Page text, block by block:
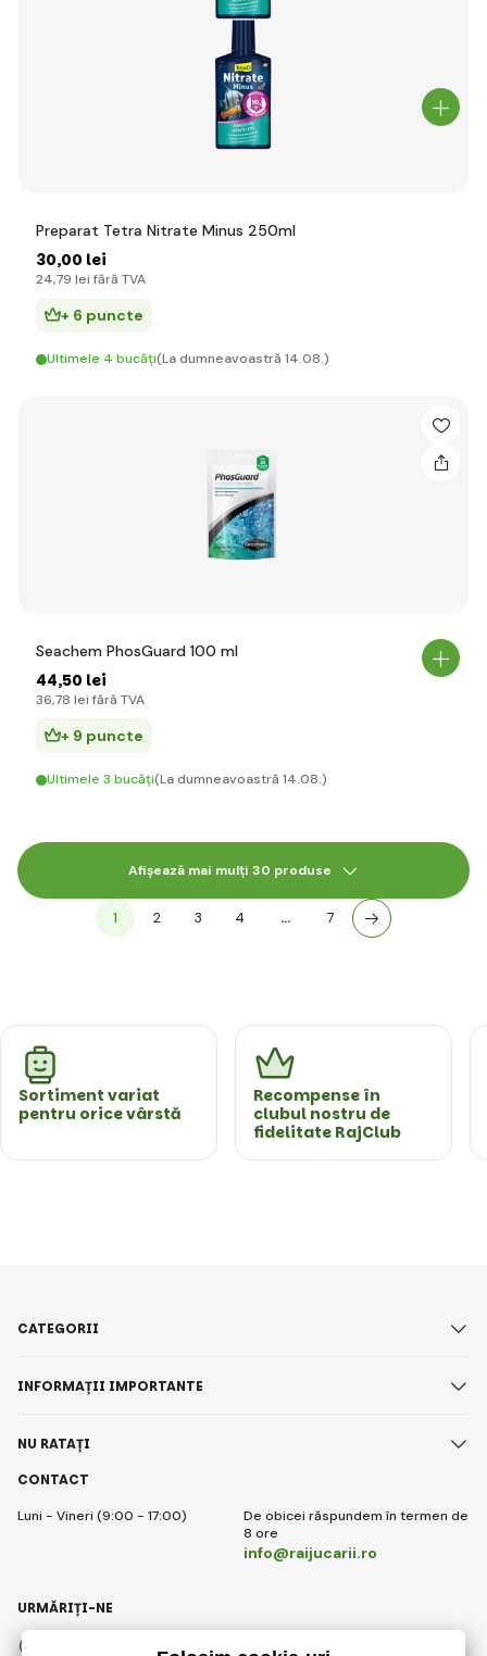
Preparat Tetra Nitrate Minus 250ml
30,00 lei
24,79 lei fără TVA
+ 6 puncte
Ultimele 4 bucăți(La dumneavoastră 14.08.)
Seachem PhosGuard 100 ml
44,50 lei
36,78 lei fără TVA
+ 9 puncte
Ultimele 3 bucăți(La dumneavoastră 14.08.)
Afișează mai mulți 30 produse
1 2 3 4 … 7
Sortiment variat
pentru orice vârstă
Recompense în
clubul nostru de
fidelitate RajClub
CONTACT
Luni - Vineri (9:00 - 17:00)
De obicei răspundem în termen de
8 ore
info@raijucarii.ro
CATEGORII
INFORMAȚII IMPORTANTE
NU RATAȚI
URMĂRIȚI-NE
Instagram